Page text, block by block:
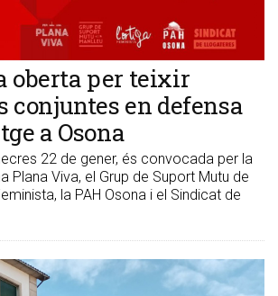
oberta per teixir
conjuntes en defensa
a Osona
22 de gener, és convocada per la
Plana Viva, el Grup de Suport Mutu de
la PAH Osona i el Sindicat de